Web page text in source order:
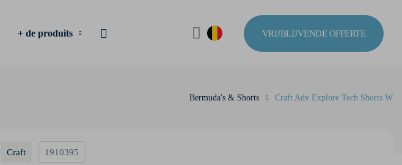
+ de produits VRIJBLIJVENDE OFFERTE
Bermuda's & Shorts Craft Adv Explore Tech Shorts W
Craft 1910395